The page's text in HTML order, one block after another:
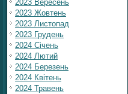
2023 Вересень
2023 Жовтень
2023 Листопад
2023 Грудень
2024 Січень
2024 Лютий
2024 Березень
2024 Квітень
2024 Травень